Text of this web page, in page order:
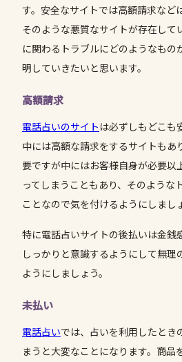
す。安全なサイトでは高額請求など
そのような悪質なサイトが存在して
に関わるトラブルにどのようなもの
明していきたいと思います。
高額請求
電話占いのサイト は必ずしもどこも
中には高額な請求をするサイトもあ
要ですが中にはお客様自身が必要以
ってしまうこともあり、そのような
ことなので気を付けるようにしまし
特に電話占いサイトの後払いは金銭
しっかりと意識するようにして無理
ようにしましょう。
未払い
電話占いでは、占いを利用したとき
まうと大変なことになります。商品